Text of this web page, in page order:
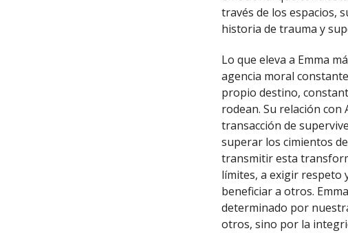
través de los espacios,
historia de trauma y
Lo que eleva a Emma
agencia moral
propio destino,
rodean. Su relación con
transacción de
superar los cimientos
transmitir esta
límites, a exigir respeto
beneficiar a otros.
determinado por
otros, sino por la